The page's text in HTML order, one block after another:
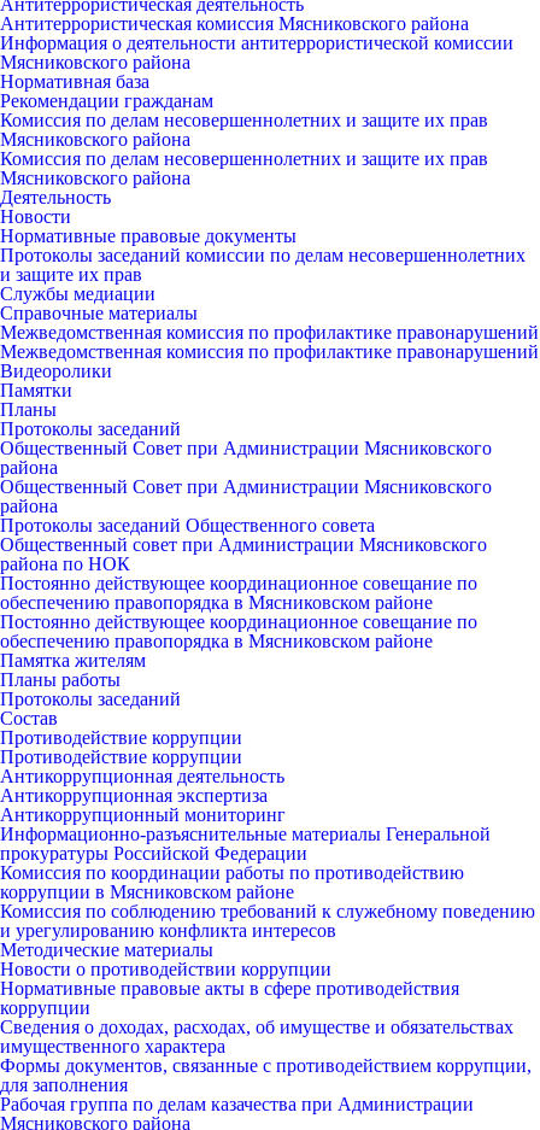
Антитеррористическая деятельность
Антитеррористическая комиссия Мясниковского района
Информация о деятельности антитеррористической комиссии
Мясниковского района
Нормативная база
Рекомендации гражданам
Комиссия по делам несовершеннолетних и защите их прав
Мясниковского района
Комиссия по делам несовершеннолетних и защите их прав
Мясниковского района
Деятельность
Новости
Нормативные правовые документы
Протоколы заседаний комиссии по делам несовершеннолетних
и защите их прав
Службы медиации
Справочные материалы
Межведомственная комиссия по профилактике правонарушений
Межведомственная комиссия по профилактике правонарушений
Видеоролики
Памятки
Планы
Протоколы заседаний
Общественный Совет при Администрации Мясниковского
района
Общественный Совет при Администрации Мясниковского
района
Протоколы заседаний Общественного совета
Общественный совет при Администрации Мясниковского
района по НОК
Постоянно действующее координационное совещание по
обеспечению правопорядка в Мясниковском районе
Постоянно действующее координационное совещание по
обеспечению правопорядка в Мясниковском районе
Памятка жителям
Планы работы
Протоколы заседаний
Состав
Противодействие коррупции
Противодействие коррупции
Антикоррупционная деятельность
Антикоррупционная экспертиза
Антикоррупционный мониторинг
Информационно-разъяснительные материалы Генеральной
прокуратуры Российской Федерации
Комиссия по координации работы по противодействию
коррупции в Мясниковском районе
Комиссия по соблюдению требований к служебному поведению
и урегулированию конфликта интересов
Методические материалы
Новости о противодействии коррупции
Нормативные правовые акты в сфере противодействия
коррупции
Сведения о доходах, расходах, об имуществе и обязательствах
имущественного характера
Формы документов, связанные с противодействием коррупции,
для заполнения
Рабочая группа по делам казачества при Администрации
Мясниковского района